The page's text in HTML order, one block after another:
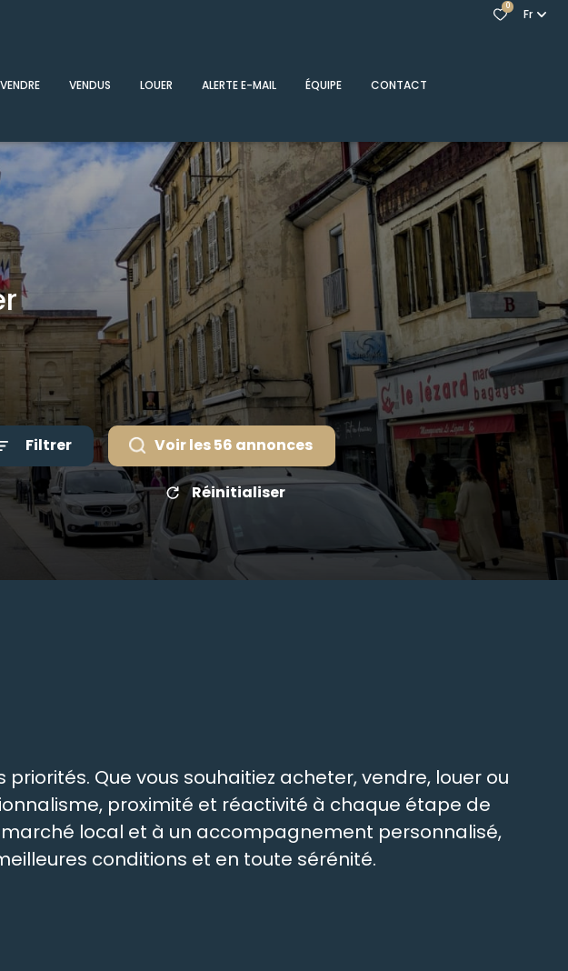
0 Fr
VENDRE VENDUS LOUER ALERTE E-MAIL ÉQUIPE CONTACT
Filtrer Voir les56 annonces
Réinitialiser
Que vous souhaitiez acheter, vendre, louer ou
proximité et réactivité à chaque étape de
local et à un accompagnement personnalisé,
conditions et en toute sérénité.